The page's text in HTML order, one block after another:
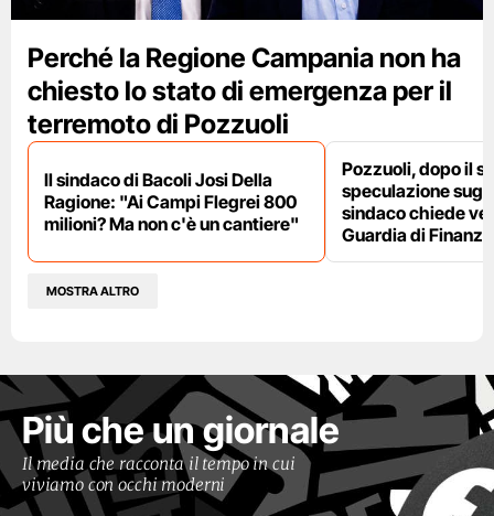
Perché la Regione Campania non ha
chiesto lo stato di emergenza per il
terremoto di Pozzuoli
Il sindaco di Bacoli Josi Della
Ragione: "Ai Campi Flegrei 800
milioni? Ma non c'è un cantiere"
Pozzuoli, dopo il
speculazione
sindaco chiede
Guardia di Finanza
MOSTRA ALTRO
Più che un giornale
Il media che racconta il tempo in cui
viviamo con occhi moderni